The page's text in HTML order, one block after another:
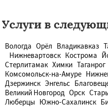
Услуги в
Вологда Орёл Владикавказ
Нижневартовск Кострома
Стерлитамак Химки Таганрог
Комсомольск-на-Амуре
Дзержинск Энгельс
Великий Новгород Орск
Люберцы Южно-Сахалинск